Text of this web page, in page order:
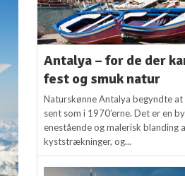
Antalya – for de der
fest og smuk natur
Naturskønne Antalya begyndte at
sent som i 1970’erne. Det er en
enestående og malerisk blanding
kyststrækninger, og...